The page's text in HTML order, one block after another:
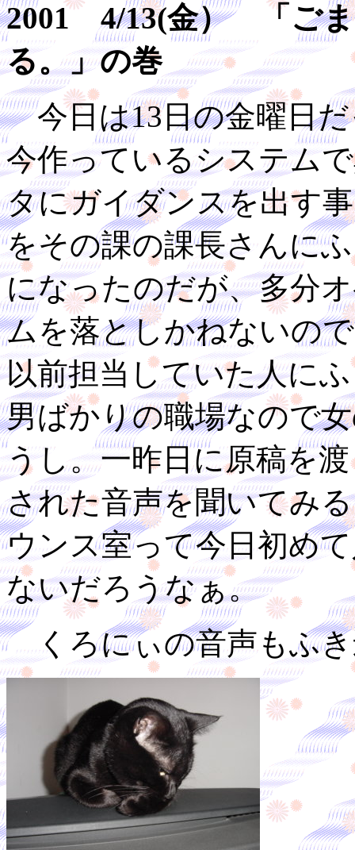
2001 4/13(金） 「ごま
る。」の巻
今日は13日の金曜日だ
今作っているシステム
タにガイダンスを出す
をその課の課長さんに
になったのだが、多分
ムを落としかねないの
以前担当していた人に
男ばかりの職場なので
うし。一昨日に原稿を
された音声を聞いてみ
ウンス室って今日初め
ないだろうなぁ。
くろにぃの音声もふき